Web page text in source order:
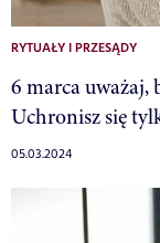
RYTUAŁY I PRZESĄDY
6 marca uważaj,
Uchronisz się
05.03.2024